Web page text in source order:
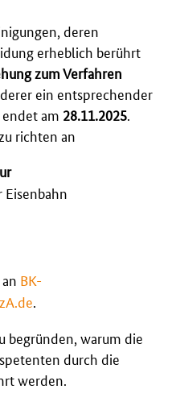
deren
erheblich berührt
zum Verfahren
ein entsprechender
am 28.11.2025
richten an
Eisenbahn
BK-
begründen, warum die
durch die
werden.